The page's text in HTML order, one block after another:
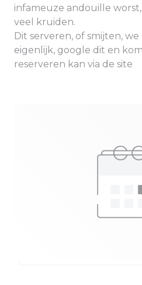
infameuze andouille worst,
veel kruiden.
Dit serveren, of smijten,
eigenlijk, google dit en
reserveren kan via de site